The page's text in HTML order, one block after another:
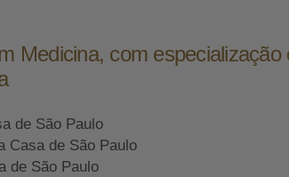
Medicina, com especialização
de São Paulo
Casa de São Paulo
de São Paulo